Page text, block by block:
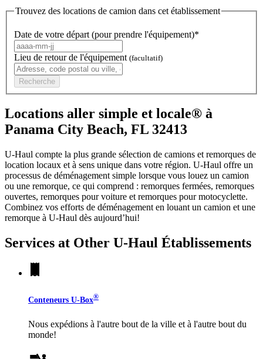
Trouvez des locations de camion dans cet établissement
Date de votre départ (pour prendre l'équipement)*
Lieu de retour de l'équipement (facultatif)
Recherche
Locations aller simple et locale® à
Panama City Beach, FL 32413
U-Haul compte la plus grande sélection de camions et remorques de
location locaux et à sens unique dans votre région. U-Haul offre un
processus de déménagement simple lorsque vous louez un camion
ou une remorque, ce qui comprend : remorques fermées, remorques
ouvertes, remorques pour voiture et remorques pour motocyclette.
Combinez vos efforts de déménagement en louant un camion et une
remorque à U-Haul dès aujourd’hui!
Services at Other U-Haul Établissements
Conteneurs U-Box®
Nous expédions à l'autre bout de la ville et à l'autre bout du
monde!